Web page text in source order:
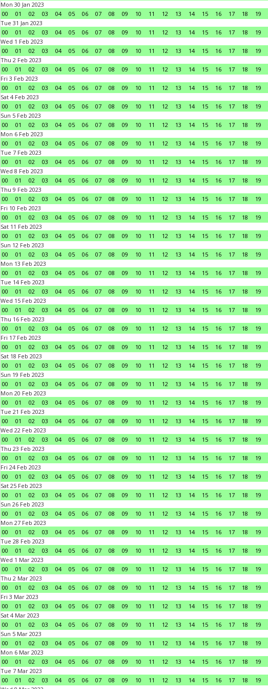
Mon 30 Jan 2023
00
01 02 03 04 05 06 07 08 09 10 11 12 13 14 15 16 17 18 19
Tue 31 Jan 2023
00
01 02 03 04 05 06 07 08 09 10 11 12 13 14 15 16 17 18 19
Wed 1 Feb 2023
00
01 02 03 04 05 06 07 08 09 10 11 12 13 14 15 16 17 18 19
Thu 2 Feb 2023
00
01 02 03 04 05 06 07 08 09 10 11 12 13 14 15 16 17 18 19
Fri 3 Feb 2023
00
01 02 03 04 05 06 07 08 09 10 11 12 13 14 15 16 17 18 19
Sat 4 Feb 2023
00
01 02 03 04 05 06 07 08 09 10 11 12 13 14 15 16 17 18 19
Sun 5 Feb 2023
00
01 02 03 04 05 06 07 08 09 10 11 12 13 14 15 16 17 18 19
Mon 6 Feb 2023
00
01 02 03 04 05 06 07 08 09 10 11 12 13 14 15 16 17 18 19
Tue 7 Feb 2023
00
01 02 03 04 05 06 07 08 09 10 11 12 13 14 15 16 17 18 19
Wed 8 Feb 2023
00
01 02 03 04 05 06 07 08 09 10 11 12 13 14 15 16 17 18 19
Thu 9 Feb 2023
00
01 02 03 04 05 06 07 08 09 10 11 12 13 14 15 16 17 18 19
Fri 10 Feb 2023
00
01 02 03 04 05 06 07 08 09 10 11 12 13 14 15 16 17 18 19
Sat 11 Feb 2023
00
01 02 03 04 05 06 07 08 09 10 11 12 13 14 15 16 17 18 19
Sun 12 Feb 2023
00
01 02 03 04 05 06 07 08 09 10 11 12 13 14 15 16 17 18 19
Mon 13 Feb 2023
00
01 02 03 04 05 06 07 08 09 10 11 12 13 14 15 16 17 18 19
Tue 14 Feb 2023
00
01 02 03 04 05 06 07 08 09 10 11 12 13 14 15 16 17 18 19
Wed 15 Feb 2023
00
01 02 03 04 05 06 07 08 09 10 11 12 13 14 15 16 17 18 19
Thu 16 Feb 2023
00
01 02 03 04 05 06 07 08 09 10 11 12 13 14 15 16 17 18 19
Fri 17 Feb 2023
00
01 02 03 04 05 06 07 08 09 10 11 12 13 14 15 16 17 18 19
Sat 18 Feb 2023
00
01 02 03 04 05 06 07 08 09 10 11 12 13 14 15 16 17 18 19
Sun 19 Feb 2023
00
01 02 03 04 05 06 07 08 09 10 11 12 13 14 15 16 17 18 19
Mon 20 Feb 2023
00
01 02 03 04 05 06 07 08 09 10 11 12 13 14 15 16 17 18 19
Tue 21 Feb 2023
00
01 02 03 04 05 06 07 08 09 10 11 12 13 14 15 16 17 18 19
Wed 22 Feb 2023
00
01 02 03 04 05 06 07 08 09 10 11 12 13 14 15 16 17 18 19
Thu 23 Feb 2023
00
01 02 03 04 05 06 07 08 09 10 11 12 13 14 15 16 17 18 19
Fri 24 Feb 2023
00
01 02 03 04 05 06 07 08 09 10 11 12 13 14 15 16 17 18 19
Sat 25 Feb 2023
00
01 02 03 04 05 06 07 08 09 10 11 12 13 14 15 16 17 18 19
Sun 26 Feb 2023
00
01 02 03 04 05 06 07 08 09 10 11 12 13 14 15 16 17 18 19
Mon 27 Feb 2023
00
01 02 03 04 05 06 07 08 09 10 11 12 13 14 15 16 17 18 19
Tue 28 Feb 2023
00
01 02 03 04 05 06 07 08 09 10 11 12 13 14 15 16 17 18 19
Wed 1 Mar 2023
00
01 02 03 04 05 06 07 08 09 10 11 12 13 14 15 16 17 18 19
Thu 2 Mar 2023
00
01 02 03 04 05 06 07 08 09 10 11 12 13 14 15 16 17 18 19
Fri 3 Mar 2023
00
01 02 03 04 05 06 07 08 09 10 11 12 13 14 15 16 17 18 19
Sat 4 Mar 2023
00
01 02 03 04 05 06 07 08 09 10 11 12 13 14 15 16 17 18 19
Sun 5 Mar 2023
00
01 02 03 04 05 06 07 08 09 10 11 12 13 14 15 16 17 18 19
Mon 6 Mar 2023
00
01 02 03 04 05 06 07 08 09 10 11 12 13 14 15 16 17 18 19
Tue 7 Mar 2023
00
01 02 03 04 05 06 07 08 09 10 11 12 13 14 15 16 17 18 19